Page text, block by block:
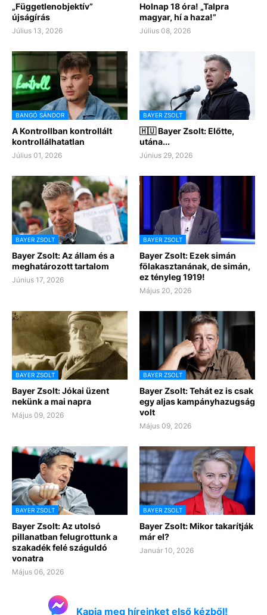
„Függetlenobjektív”
újságírás
Július 13, 2026
Holnap 18 óra! „Talpra
magyar, hí a haza!”
Július 08, 2026
BANGÓ SÁNDOR
A Kontrollban kontrollált
kontrollálhatatlan
Július 01, 2026
BAYER ZSOLT
🇭🇺 Bayer Zsolt: Előtte,
utána...
Június 29, 2026
BAYER ZSOLT
Bayer Zsolt: Az állam és a
meghatározott tartalom
Június 17, 2026
BAYER ZSOLT
Bayer Zsolt: Ezek simán
fölakasztanának, de simán,
ez tényleg 1919!
Május 20, 2026
BAYER ZSOLT
Bayer Zsolt: Jókai üzent
nekünk a mai napra
Május 09, 2026
BAYER ZSOLT
Bayer Zsolt: Tehát ez is csak
egy aljas kampányhazugság
volt
Május 09, 2026
BAYER ZSOLT
Bayer Zsolt: Az utolsó
pillanatban felugrottunk a
szakadék felé száguldó
vonatra
Május 06, 2026
BAYER ZSOLT
Bayer Zsolt: Mikor takarítják
már el?
Január 10, 2026
Kapja meg híreinket első kézből!